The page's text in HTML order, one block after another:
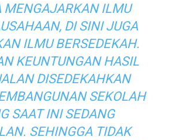
MENGAJARKAN ILMU
DI SINI JUGA
ILMU BERSEDEKAH.
KEUNTUNGAN HASIL
DISEDEKAHKAN
SEKOLAH
SAAT INI SEDANG
SEHINGGA TIDAK